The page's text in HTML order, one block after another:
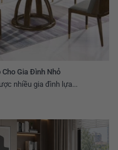
Gia Đình Nhỏ
nhiều gia đình lựa...